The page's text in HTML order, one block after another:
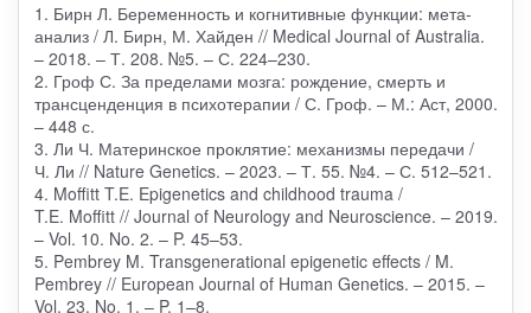
1. Бирн Л. Беременность и когнитивные функции: мета-
анализ / Л. Бирн, М. Хайден // Medical Journal of Australia.
– 2018. – Т. 208. №5. – С. 224–230.
2. Гроф С. За пределами мозга: рождение, смерть и
трансценденция в психотерапии / С. Гроф. – М.: Аст, 2000.
– 448 с.
3. Ли Ч. Материнское проклятие: механизмы передачи /
Ч. Ли // Nature Genetics. – 2023. – Т. 55. №4. – С. 512–521.
4. Moffitt T.E. Epigenetics and childhood trauma /
T.E. Moffitt // Journal of Neurology and Neuroscience. – 2019.
– Vol. 10. No. 2. – P. 45–53.
5. Pembrey M. Transgenerational epigenetic effects / M.
Pembrey // European Journal of Human Genetics. – 2015. –
Vol. 23. No. 1. – P. 1–8.